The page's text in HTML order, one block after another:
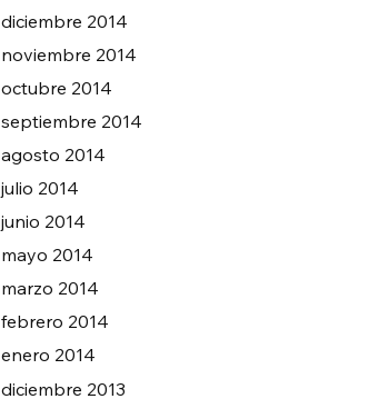
diciembre 2014
noviembre 2014
octubre 2014
septiembre 2014
agosto 2014
julio 2014
junio 2014
mayo 2014
marzo 2014
febrero 2014
enero 2014
diciembre 2013